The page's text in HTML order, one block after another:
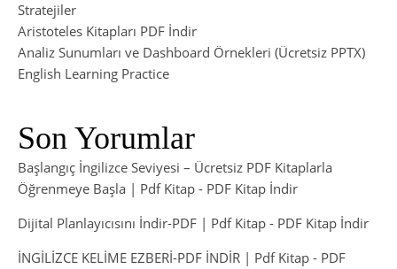
Stratejiler
Aristoteles Kitapları PDF İndir
Analiz Sunumları ve Dashboard Örnekleri (Ücretsiz PPTX)
English Learning Practice
Son Yorumlar
Başlangıç İngilizce Seviyesi – Ücretsiz PDF Kitaplarla
Öğrenmeye Başla | Pdf Kitap - PDF Kitap İndir
Dijital Planlayıcısını İndir-PDF | Pdf Kitap - PDF Kitap İndir
İNGİLİZCE KELİME EZBERİ-PDF İNDİR | Pdf Kitap - PDF